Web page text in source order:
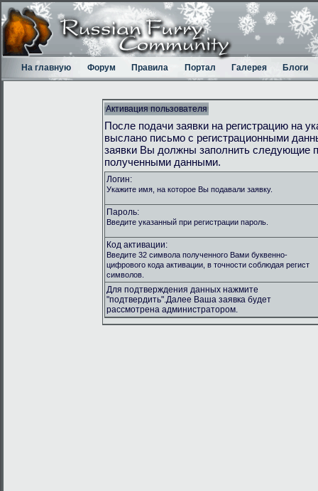
На главную Форум Правила Портал Галерея Блоги
Активация пользователя
После подачи заявки на регистрацию на
выслано письмо с регистрационными
заявки Вы должны заполнить следующие
полученными данными.
Логин:
Укажите имя, на которое Вы подавали заявку.
Пароль:
Введите указанный при регистрации пароль.
Код активации:
Введите 32 символа полученного Вами буквенно-
цифрового кода активации, в точности соблюдая регист
символов.
Для подтверждения данных нажмите
"подтвердить".Далее Ваша заявка будет
рассмотрена администратором.